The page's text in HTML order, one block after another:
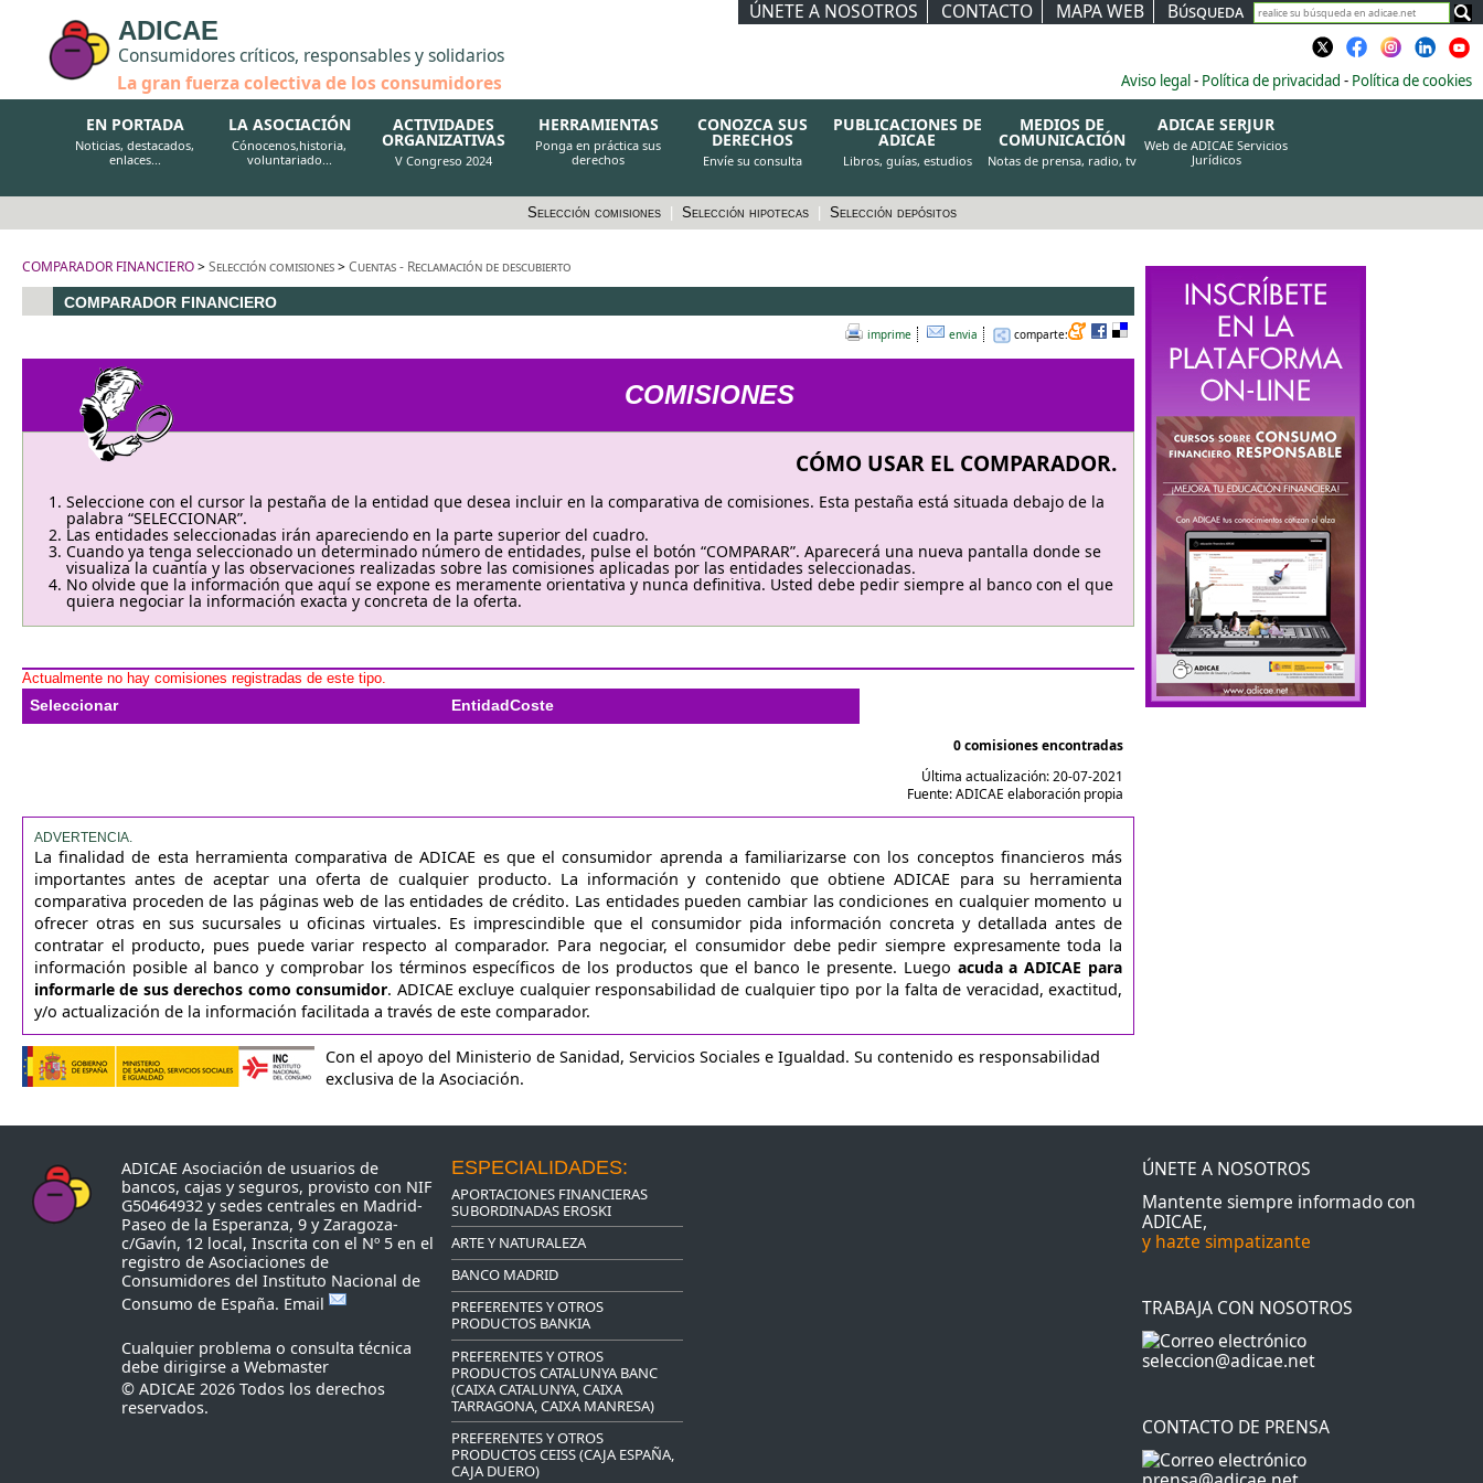
ÚNETE A NOSOTROS CONTACTO MAPA WEB Búsqueda
ADICAE
Consumidores críticos, responsables y solidarios
La gran fuerza colectiva de los consumidores
Aviso legal- Política de privacidad - Política de cookies
EN PORTADA
Noticias, destacados,
enlaces...
LA ASOCIACIÓN
Cónocenos,historia,
voluntariado...
ACTIVIDADES
ORGANIZATIVAS
V Congreso 2024
HERRAMIENTAS
Ponga en práctica sus
derechos
CONOZCA SUS
DERECHOS
Envíe su consulta
PUBLICACIONES DE
ADICAE
Libros, guías, estudios
MEDIOS DE
COMUNICACIÓN
Notas de prensa, radio, tv
ADICAE SERJUR
Web de ADICAE Servicios
Jurídicos
Selección comisiones Selección hipotecas Selección depósitos
COMPARADOR FINANCIERO>Selección comisiones>Cuentas - Reclamación de descubierto
COMPARADOR FINANCIERO
imprime envia comparte:
COMISIONES
CÓMO USAR EL COMPARADOR.
Seleccione con el cursor la pestaña de la entidad que desea incluir en la comparativa de comisiones. Esta pestaña está situada debajo de la
palabra “SELECCIONAR”.
Las entidades seleccionadas irán apareciendo en la parte superior del cuadro.
Cuando ya tenga seleccionado un determinado número de entidades, pulse el botón “COMPARAR”. Aparecerá una nueva pantalla donde se
visualiza la cuantía y las observaciones realizadas sobre las comisiones aplicadas por las entidades seleccionadas.
No olvide que la información que aquí se expone es meramente orientativa y nunca definitiva. Usted debe pedir siempre al banco con el que
quiera negociar la información exacta y concreta de la oferta.
Actualmente no hay comisiones registradas de este tipo.
Seleccionar EntidadCoste
0 comisiones encontradas
Última actualización: 20-07-2021
Fuente: ADICAE elaboración propia
ADVERTENCIA.
La finalidad de esta herramienta comparativa de ADICAE es que el consumidor aprenda a familiarizarse con los conceptos financieros más
importantes antes de aceptar una oferta de cualquier producto. La información y contenido que obtiene ADICAE para su herramienta
comparativa proceden de las páginas web de las entidades de crédito. Las entidades pueden cambiar las condiciones en cualquier momento u
ofrecer otras en sus sucursales u oficinas virtuales. Es imprescindible que el consumidor pida información concreta y detallada antes de
contratar el producto, pues puede variar respecto al comparador. Para negociar, el consumidor debe pedir siempre expresamente toda la
información posible al banco y comprobar los términos específicos de los productos que el banco le presente. Luego acuda a ADICAE para
informarle de sus derechos como consumidor. ADICAE excluye cualquier responsabilidad de cualquier tipo por la falta de veracidad, exactitud,
y/o actualización de la información facilitada a través de este comparador.
Con el apoyo del Ministerio de Sanidad, Servicios Sociales e Igualdad. Su contenido es responsabilidad
exclusiva de la Asociación.
ADICAE Asociación de usuarios de
bancos, cajas y seguros, provisto con NIF
G50464932 y sedes centrales en Madrid-
Paseo de la Esperanza, 9 y Zaragoza-
c/Gavín, 12 local, Inscrita con el Nº 5 en el
registro de Asociaciones de
Consumidores del Instituto Nacional de
Consumo de España. Email
Cualquier problema o consulta técnica
debe dirigirse a Webmaster
© ADICAE 2026 Todos los derechos
reservados.
ESPECIALIDADES:
APORTACIONES FINANCIERAS
SUBORDINADAS EROSKI
ARTE Y NATURALEZA
BANCO MADRID
PREFERENTES Y OTROS
PRODUCTOS BANKIA
PREFERENTES Y OTROS
PRODUCTOS CATALUNYA BANC
(CAIXA CATALUNYA, CAIXA
TARRAGONA, CAIXA MANRESA)
PREFERENTES Y OTROS
PRODUCTOS CEISS (CAJA ESPAÑA,
CAJA DUERO)
ÚNETE A NOSOTROS
Mantente siempre informado con
ADICAE,
y hazte simpatizante
TRABAJA CON NOSOTROS
seleccion@adicae.net
CONTACTO DE PRENSA